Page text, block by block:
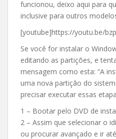
funcionou, deixo aqui para
inclusive para outros
[youtube]https://youtu.be/
Se você for instalar o
editando as partições, e
mensagem como esta: “A
uma nova partição do
precisar executar essas
1 – Bootar pelo DVD de
2 – Assim que selecionar o
ou procurar avançado e ir